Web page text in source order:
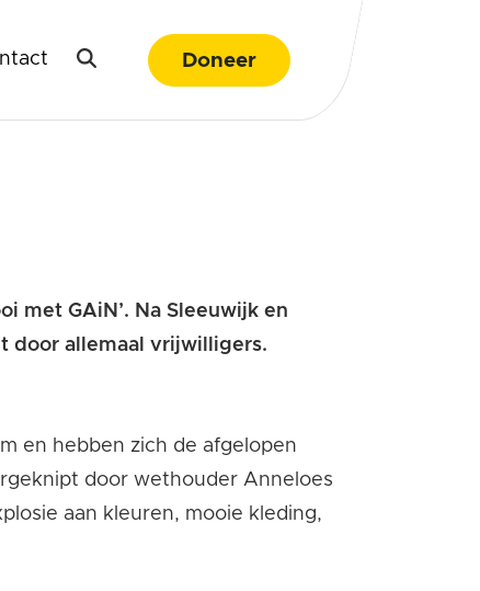
Doneer
met GAiN ’. Na Sleeuwijk en
door allemaal vrijwilligers.
en hebben zich de afgelopen
door wethouder Anneloes
aan kleuren, mooie kleding,